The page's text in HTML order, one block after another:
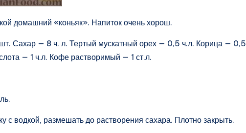
домашний «коньяк». Напиток очень хорош.
Сахар — 8 ч. л. Тертый мускатный орех — 0,5 ч.л. Корица — 0,5
— 1 ч.л. Кофе растворимый — 1 ст.л.
с водкой, размешать до растворения сахара. Плотно закрыть.